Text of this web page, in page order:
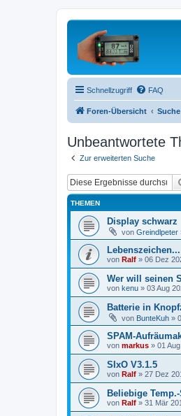
Schnellzugriff FAQ
Foren-Übersicht Suche
Unbeantwortete
Zur erweiterten Suche
THEMEN
Display schwarz
von Greindlpeter
Lebenszeichen...
von Ralf » 06 Dez
Wer will seinen
von kenu » 03 Aug
Batterie in
von BunteKuh »
SPAM-
von markus » 01
SIxO V3.1.5
von Ralf » 27 Dez
Beliebige
von Ralf » 31 Mär